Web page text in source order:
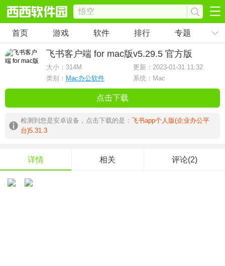
首页 游戏 软件 排行 专题
飞书客户端 for mac版v5.29.5 官方版
大小： 314M
更新：2023-01-31 11:32
类别： Mac办公软件 系统：Mac
点击下载
检测到您是安卓设备，点击下载的是： 飞书app个人版(企业办公平
台)5.31.3
详情 相关 评论(2)